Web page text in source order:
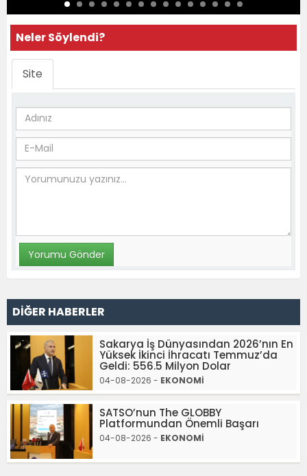
Neler Söylendi?
Site
DİĞER HABERLER
Sakarya İş Dünyasından 2026’nın En
Yüksek İkinci İhracatı Temmuz’da
Geldi: 556.5 Milyon Dolar
04-08-2026 - EKONOMİ
SATSO’nun The GLOBBY
Platformundan Önemli Başarı
04-08-2026 - EKONOMİ